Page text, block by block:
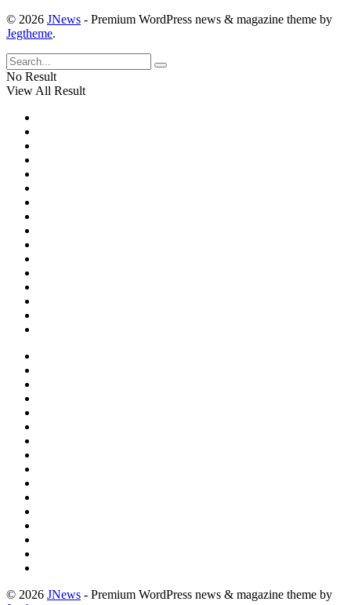
© 2026 JNews - Premium WordPress news & magazine theme by
Jegtheme.
No Result
View All Result
© 2026 JNews - Premium WordPress news & magazine theme by